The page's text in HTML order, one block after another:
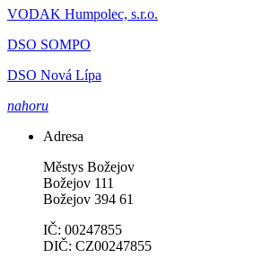
VODAK Humpolec, s.r.o.
DSO SOMPO
DSO Nová Lípa
nahoru
Adresa
Městys Božejov
Božejov 111
Božejov 394 61
IČ: 00247855
DIČ: CZ00247855